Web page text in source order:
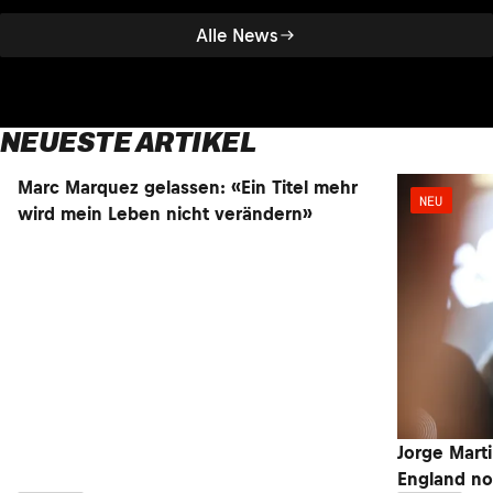
Alle News
NEUESTE ARTIKEL
Marc Marquez gelassen: «Ein Titel mehr
wird mein Leben nicht verändern»
NEU
Jorge
England